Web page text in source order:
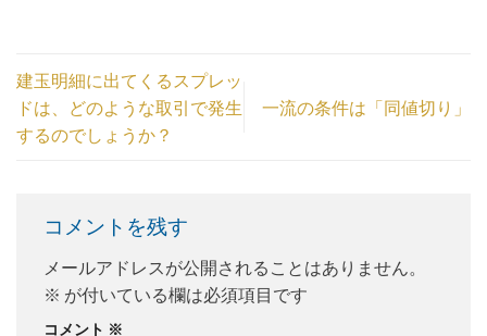
建玉明細に出てくるスプレッ
ドは、どのような取引で発生
するのでしょうか？
一流の条件は「同値切り」
コメントを残す
メールアドレスが公開されることはありません。
※ が付いている欄は必須項目です
コメント ※